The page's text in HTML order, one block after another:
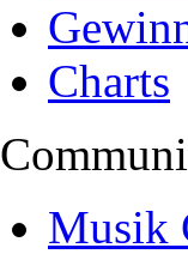
Charts
Musik